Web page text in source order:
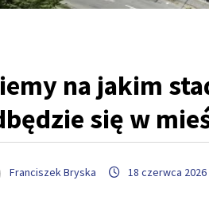
na jakim
się w
Franciszek Bryska 18 czerwca 2026